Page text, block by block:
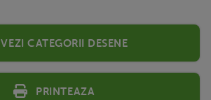
Vezi categorii desene
Printeaza